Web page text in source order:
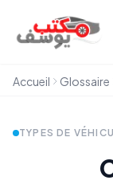
Accueil Glossaire
TYPES DE